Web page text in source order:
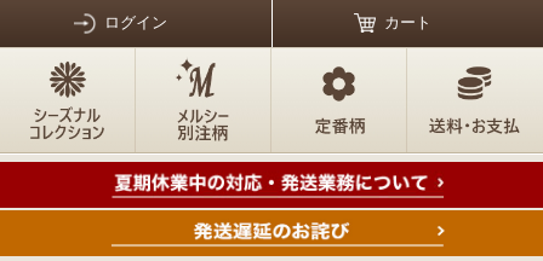
ログイン カート